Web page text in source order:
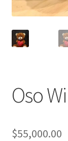
Oso
$55,000.00